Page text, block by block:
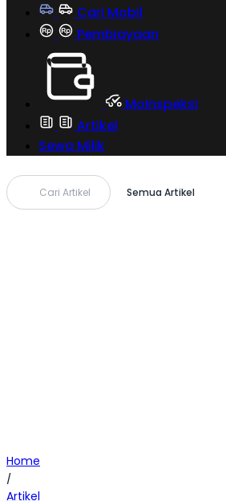
Cari Mobil
Pembiayaan
MoInspeksi
Artikel
Sewa Milik
Cari Artikel Semua Artikel
Home
/
Artikel